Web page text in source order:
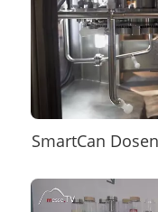
SmartCan